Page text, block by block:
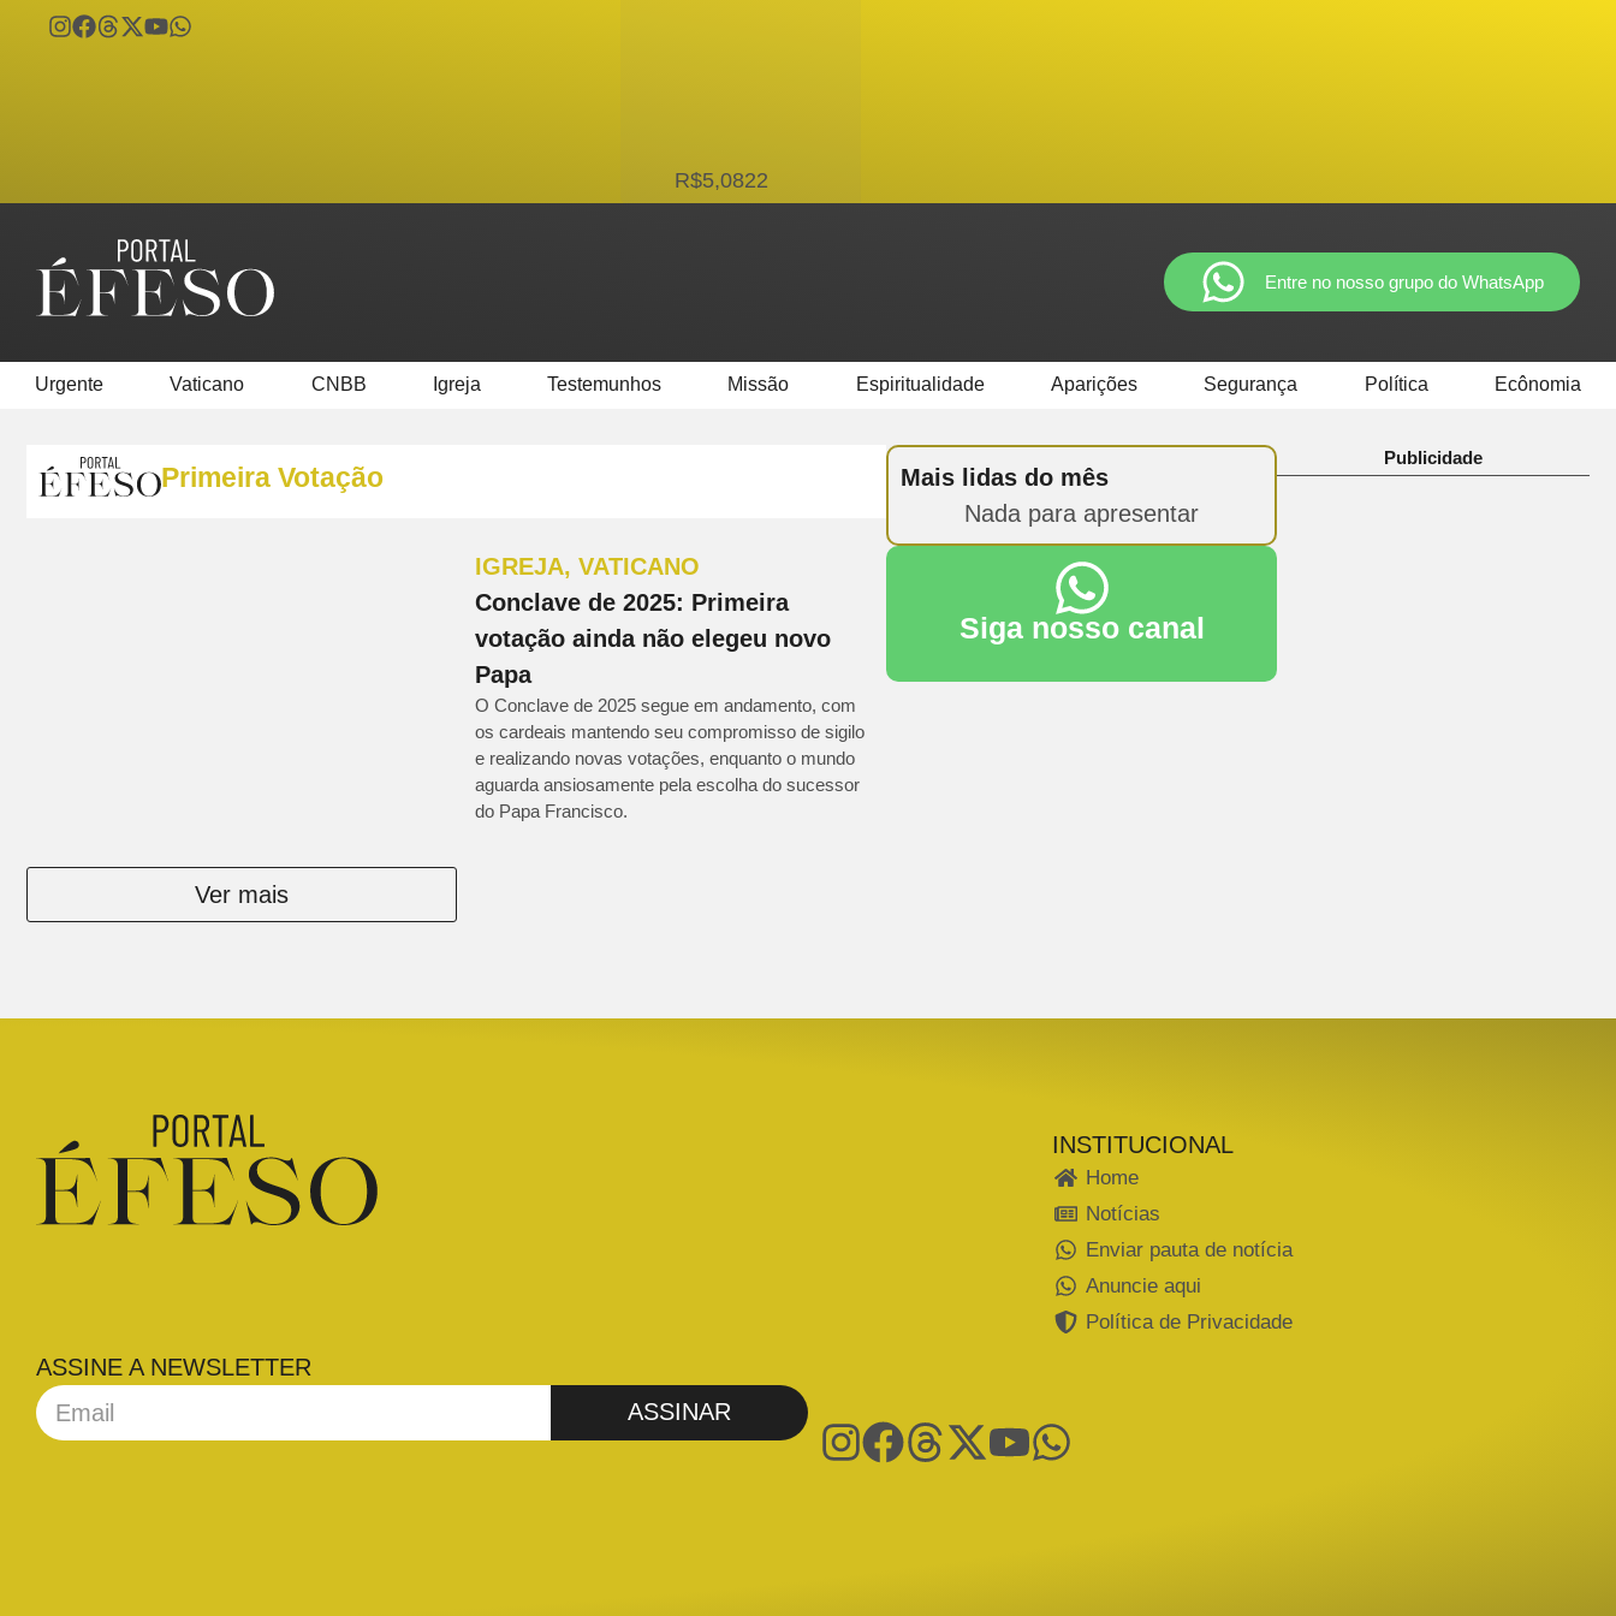
R$5,0822
Entre no nosso grupo do WhatsApp
Urgente Vaticano CNBB Igreja Testemunhos Missão Espiritualidade Aparições Segurança Política Ecônomia
Primeira Votação
IGREJA, VATICANO
Conclave de 2025: Primeira
votação ainda não elegeu novo
Papa
O Conclave de 2025 segue em andamento, com
os cardeais mantendo seu compromisso de sigilo
e realizando novas votações, enquanto o mundo
aguarda ansiosamente pela escolha do sucessor
do Papa Francisco.
Ver mais
Mais lidas do mês
Nada para apresentar
Siga nosso canal
Publicidade
INSTITUCIONAL
Home
Notícias
Enviar pauta de notícia
Anuncie aqui
Política de Privacidade
ASSINE A NEWSLETTER
ASSINAR